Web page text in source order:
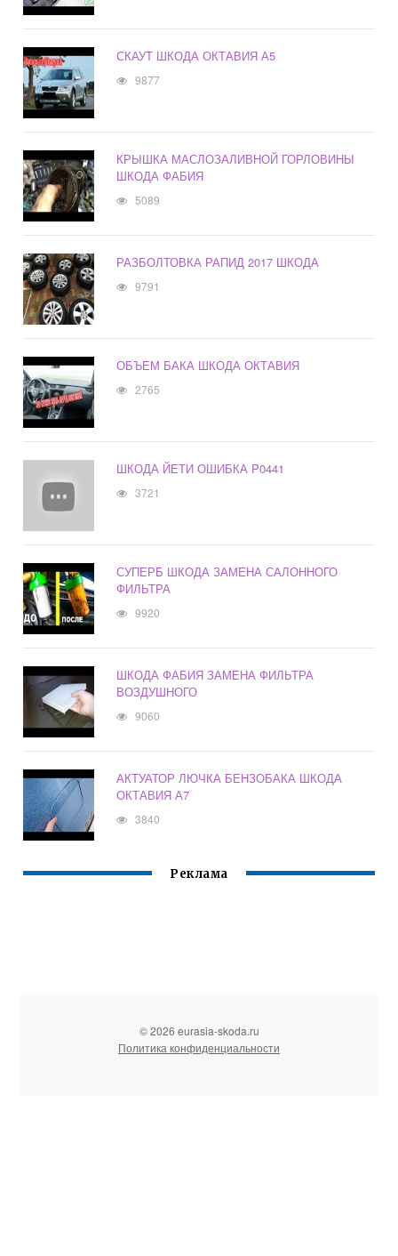
СКАУТ ШКОДА ОКТАВИЯ А5
9877
КРЫШКА МАСЛОЗАЛИВНОЙ ГОРЛОВИНЫ
ШКОДА ФАБИЯ
5089
РАЗБОЛТОВКА РАПИД 2017 ШКОДА
9791
ОБЪЕМ БАКА ШКОДА ОКТАВИЯ
2765
ШКОДА ЙЕТИ ОШИБКА P0441
3721
СУПЕРБ ШКОДА ЗАМЕНА САЛОННОГО
ФИЛЬТРА
9920
ШКОДА ФАБИЯ ЗАМЕНА ФИЛЬТРА
ВОЗДУШНОГО
9060
АКТУАТОР ЛЮЧКА БЕНЗОБАКА ШКОДА
ОКТАВИЯ А7
3840
Реклама
© 2026 eurasia-skoda.ru
Политика конфиденциальности